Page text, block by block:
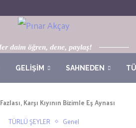
GÜN
daim öğren, dene, paylaş!
GELİŞİM SAHNEDEN
Karşı Kıyının Bizimle Eş Aynası
TÜRLÜ ŞEYLER
Genel